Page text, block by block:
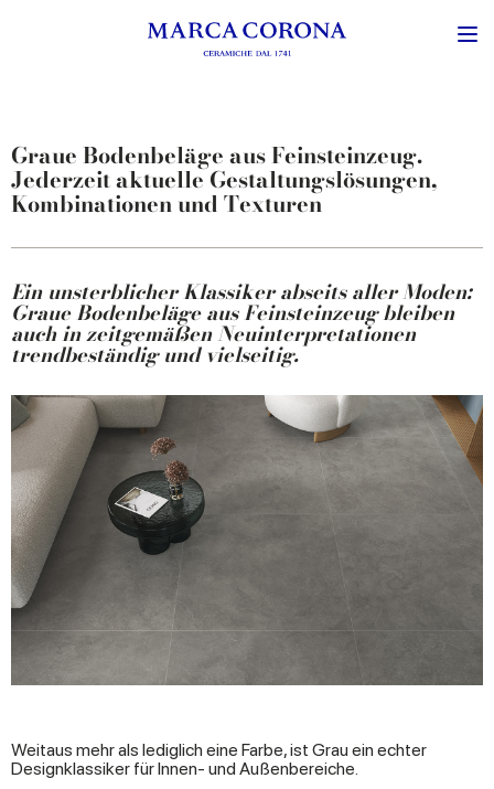
Graue Bodenbeläge aus Feinsteinzeug.
Jederzeit aktuelle Gestaltungslösungen,
Kombinationen und Texturen
Ein unsterblicher Klassiker abseits aller Moden:
Graue Bodenbeläge aus Feinsteinzeug bleiben
auch in zeitgemäßen Neuinterpretationen
trendbeständig und vielseitig.
Weitaus mehr als lediglich eine Farbe, ist Grau ein echter
Designklassiker für Innen- und Außenbereiche.